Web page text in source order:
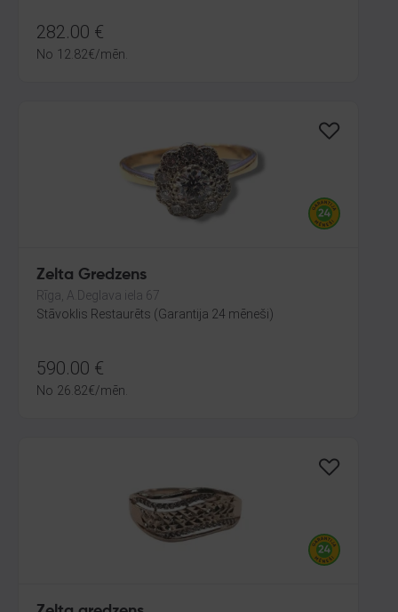
282.00 €
No 12.82€/mēn.
Zelta Gredzens
Rīga, A.Deglava iela 67
Stāvoklis Restaurēts (Garantija 24 mēneši)
590.00 €
No 26.82€/mēn.